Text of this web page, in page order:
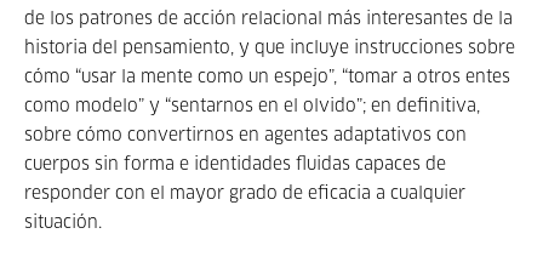
de los patrones de acción relacional más interesantes de la
historia del pensamiento, y que incluye instrucciones sobre
cómo “usar la mente como un espejo”, “tomar a otros entes
como modelo” y “sentarnos en el olvido”; en definitiva,
sobre cómo convertirnos en agentes adaptativos con
cuerpos sin forma e identidades fluidas capaces de
responder con el mayor grado de eficacia a cualquier
situación.